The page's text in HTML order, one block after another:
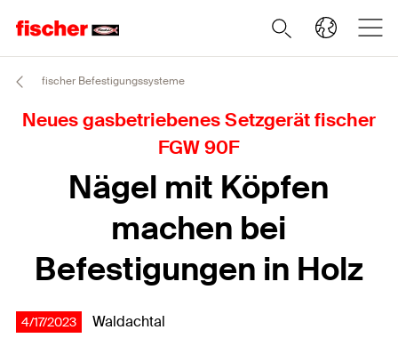
fischer Befestigungssysteme
Neues gasbetriebenes Setzgerät fischer
FGW 90F
Nägel mit Köpfen
machen bei
Befestigungen in Holz
4/17/2023 Waldachtal